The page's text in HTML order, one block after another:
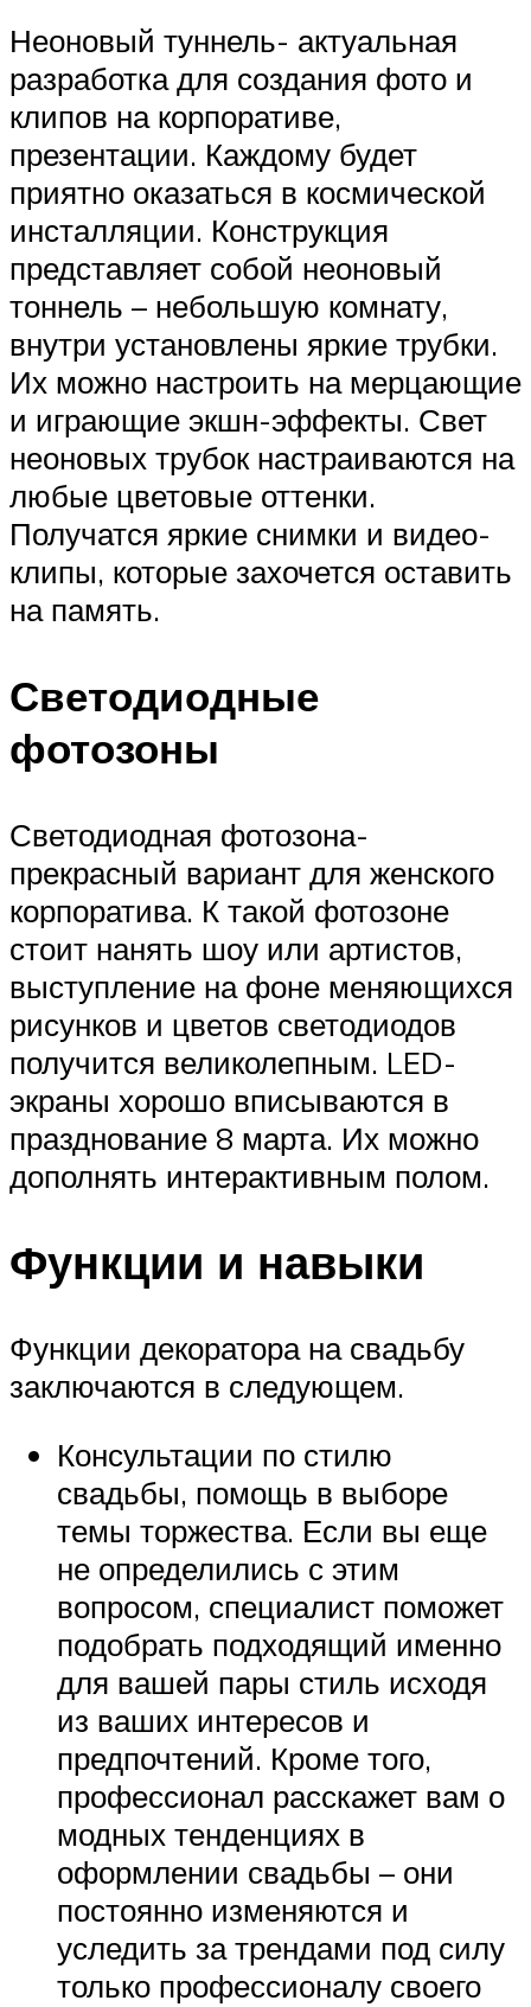
Неоновый туннель- актуальная
разработка для создания фото и
клипов на корпоративе,
презентации. Каждому будет
приятно оказаться в космической
инсталляции. Конструкция
представляет собой неоновый
тоннель – небольшую комнату,
внутри установлены яркие трубки.
Их можно настроить на мерцающие
и играющие экшн-эффекты. Свет
неоновых трубок настраиваются на
любые цветовые оттенки.
Получатся яркие снимки и видео-
клипы, которые захочется оставить
на память.
Светодиодные
фотозоны
Светодиодная фотозона-
прекрасный вариант для женского
корпоратива. К такой фотозоне
стоит нанять шоу или артистов,
выступление на фоне меняющихся
рисунков и цветов светодиодов
получится великолепным. LED-
экраны хорошо вписываются в
празднование 8 марта. Их можно
дополнять интерактивным полом.
Функции и навыки
Функции декоратора на свадьбу
заключаются в следующем.
Консультации по стилю
свадьбы, помощь в выборе
темы торжества. Если вы еще
не определились с этим
вопросом, специалист поможет
подобрать подходящий именно
для вашей пары стиль исходя
из ваших интересов и
предпочтений. Кроме того,
профессионал расскажет вам о
модных тенденциях в
оформлении свадьбы – они
постоянно изменяются и
уследить за трендами под силу
только профессионалу своего